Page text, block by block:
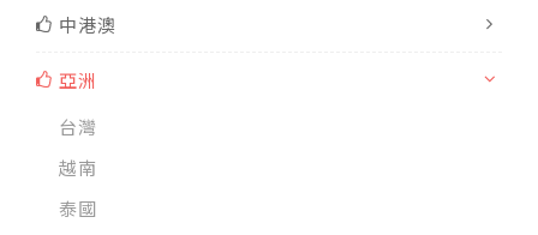
中港澳
亞洲
台灣
越南
泰國